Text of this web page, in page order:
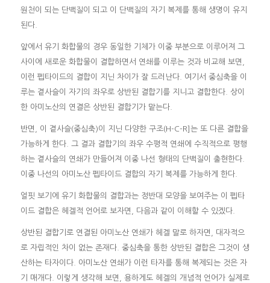
원천이 되는 단백질이 되고 이 단백질의 자기 복제를 통해 생명이 유지
된다.
앞에서 유기 화합물의 경우 동일한 기체가 이중 부분으로 이루어져 그
사이에 새로운 화합물이 결합하면서 연쇄를 이루는 것과 비교해 보면,
이런 펩타이드의 결합이 지닌 차이가 잘 드러난다. 여기서 중심축을 이
루는 곁사슬이 자기의 좌우로 상반된 결합기를 지니고 결합한다. 상이
한 아미노산의 연결은 상반된 결합기가 맡는다.
반면, 이 곁사슬(중심축)이 지닌 다양한 구조(H-C-R]는 또 다른 결합을
가능하게 한다. 그 결과 결합기의 좌우 수평적 연쇄에 수직적으로 평행
하는 곁사슬의 연쇄가 만들어져 이중 나선 형태의 단백질이 출현한다.
이중 나선의 아미노산 펩타이드 결합의 자기 복제를 가능하게 한다.
얼핏 보기에 유기 화합물의 결합과는 정반대 모양을 보여주는 이 펩타
이드 결합은 헤겔적 언어로 보자면, 다음과 같이 이해할 수 있겠다.
상반된 결합기로 연결된 아미노산 연쇄가 헤겔 말로 하자면, 대자적으
로 자립적인 차이 없는 존재다. 중심축을 통한 상반된 결합은 그것이 생
산하는 타자이다. 아미노산 연쇄가 이런 타자를 통해 복제되는 것은 자
기 매개다. 이렇게 생각해 보면, 용하게도 헤겔의 개념적 언어가 실제로